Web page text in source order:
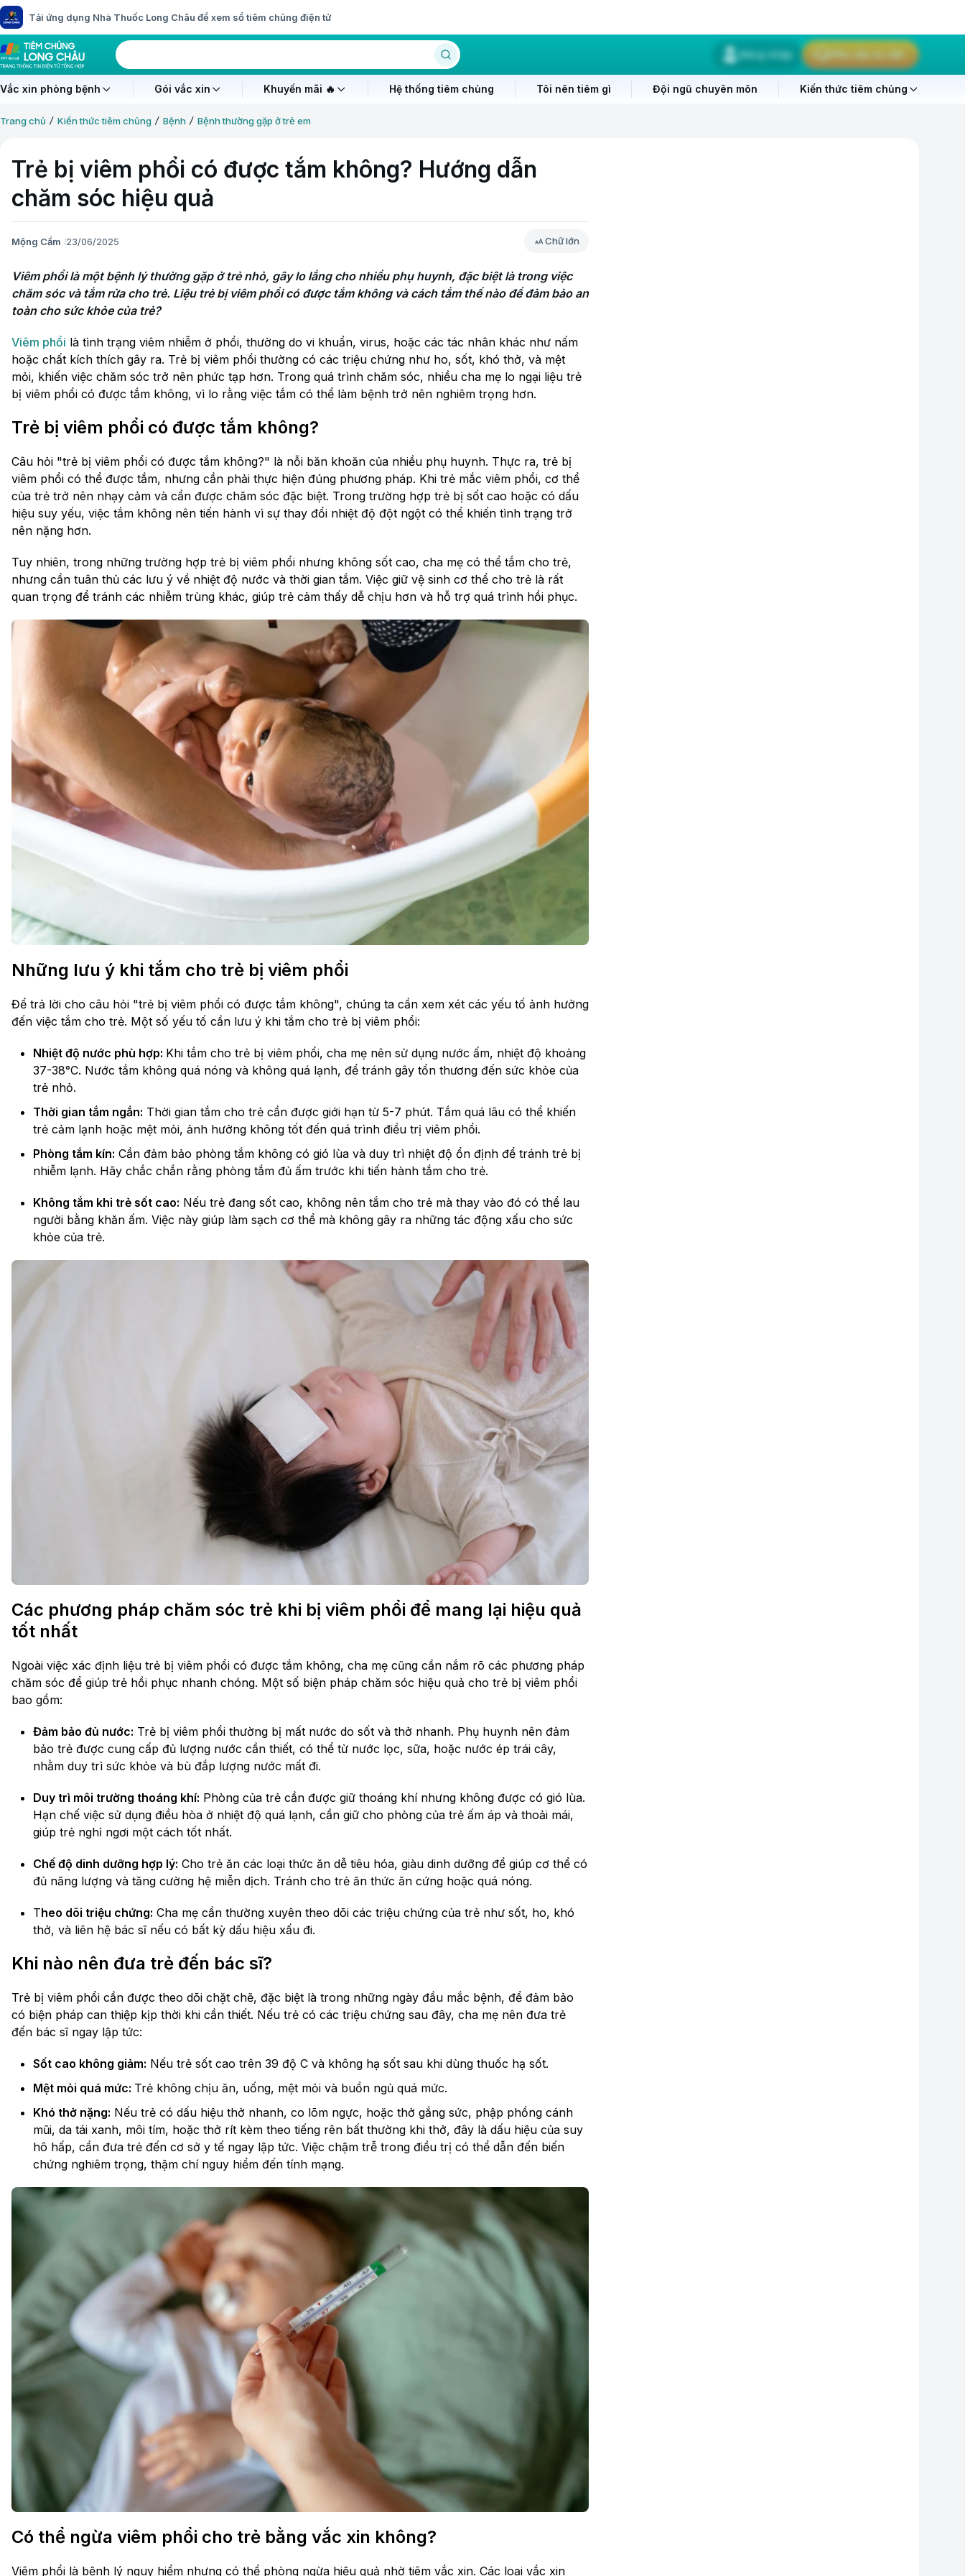
Tải ứng dụng Nhà Thuốc Long Châu để xem sổ tiêm chủng điện tử
Đăng nhập Yêu cầu tư vấn
Vắc xin phòng bệnh Gói vắc xin Khuyến mãi 🔥 Hệ thống tiêm chủng Tôi nên tiêm gì Đội ngũ chuyên môn Kiến thức tiêm chủng
Trang chủ Kiến thức tiêm chủng Bệnh Bệnh thường gặp ở trẻ em
Trẻ bị viêm phổi có được tắm không? Hướng dẫn
chăm sóc hiệu quả
Mộng Cầm 23/06/2025 Chữ lớn
Viêm phổi là một bệnh lý thường gặp ở trẻ nhỏ, gây lo lắng cho nhiều phụ huynh, đặc biệt là trong việc
chăm sóc và tắm rửa cho trẻ. Liệu trẻ bị viêm phổi có được tắm không và cách tắm thế nào để đảm bảo an
toàn cho sức khỏe của trẻ?
Viêm phổi là tình trạng viêm nhiễm ở phổi, thường do vi khuẩn, virus, hoặc các tác nhân khác như nấm
hoặc chất kích thích gây ra. Trẻ bị viêm phổi thường có các triệu chứng như ho, sốt, khó thở, và mệt
mỏi, khiến việc chăm sóc trở nên phức tạp hơn. Trong quá trình chăm sóc, nhiều cha mẹ lo ngại liệu trẻ
bị viêm phổi có được tắm không, vì lo rằng việc tắm có thể làm bệnh trở nên nghiêm trọng hơn.
Trẻ bị viêm phổi có được tắm không?
Câu hỏi "trẻ bị viêm phổi có được tắm không?" là nỗi băn khoăn của nhiều phụ huynh. Thực ra, trẻ bị
viêm phổi có thể được tắm, nhưng cần phải thực hiện đúng phương pháp. Khi trẻ mắc viêm phổi, cơ thể
của trẻ trở nên nhạy cảm và cần được chăm sóc đặc biệt. Trong trường hợp trẻ bị sốt cao hoặc có dấu
hiệu suy yếu, việc tắm không nên tiến hành vì sự thay đổi nhiệt độ đột ngột có thể khiến tình trạng trở
nên nặng hơn.
Tuy nhiên, trong những trường hợp trẻ bị viêm phổi nhưng không sốt cao, cha mẹ có thể tắm cho trẻ,
nhưng cần tuân thủ các lưu ý về nhiệt độ nước và thời gian tắm. Việc giữ vệ sinh cơ thể cho trẻ là rất
quan trọng để tránh các nhiễm trùng khác, giúp trẻ cảm thấy dễ chịu hơn và hỗ trợ quá trình hồi phục.
Những lưu ý khi tắm cho trẻ bị viêm phổi
Để trả lời cho câu hỏi "trẻ bị viêm phổi có được tắm không", chúng ta cần xem xét các yếu tố ảnh hưởng
đến việc tắm cho trẻ. Một số yếu tố cần lưu ý khi tắm cho trẻ bị viêm phổi:
Nhiệt độ nước phù hợp: Khi tắm cho trẻ bị viêm phổi, cha mẹ nên sử dụng nước ấm, nhiệt độ khoảng
37-38°C. Nước tắm không quá nóng và không quá lạnh, để tránh gây tổn thương đến sức khỏe của
trẻ nhỏ.
Thời gian tắm ngắn: Thời gian tắm cho trẻ cần được giới hạn từ 5-7 phút. Tắm quá lâu có thể khiến
trẻ cảm lạnh hoặc mệt mỏi, ảnh hưởng không tốt đến quá trình điều trị viêm phổi.
Phòng tắm kín: Cần đảm bảo phòng tắm không có gió lùa và duy trì nhiệt độ ổn định để tránh trẻ bị
nhiễm lạnh. Hãy chắc chắn rằng phòng tắm đủ ấm trước khi tiến hành tắm cho trẻ.
Không tắm khi trẻ sốt cao: Nếu trẻ đang sốt cao, không nên tắm cho trẻ mà thay vào đó có thể lau
người bằng khăn ấm. Việc này giúp làm sạch cơ thể mà không gây ra những tác động xấu cho sức
khỏe của trẻ.
Các phương pháp chăm sóc trẻ khi bị viêm phổi để mang lại hiệu quả
tốt nhất
Ngoài việc xác định liệu trẻ bị viêm phổi có được tắm không, cha mẹ cũng cần nắm rõ các phương pháp
chăm sóc để giúp trẻ hồi phục nhanh chóng. Một số biện pháp chăm sóc hiệu quả cho trẻ bị viêm phổi
bao gồm:
Đảm bảo đủ nước: Trẻ bị viêm phổi thường bị mất nước do sốt và thở nhanh. Phụ huynh nên đảm
bảo trẻ được cung cấp đủ lượng nước cần thiết, có thể từ nước lọc, sữa, hoặc nước ép trái cây,
nhằm duy trì sức khỏe và bù đắp lượng nước mất đi.
Duy trì môi trường thoáng khí: Phòng của trẻ cần được giữ thoáng khí nhưng không được có gió lùa.
Hạn chế việc sử dụng điều hòa ở nhiệt độ quá lạnh, cần giữ cho phòng của trẻ ấm áp và thoải mái,
giúp trẻ nghỉ ngơi một cách tốt nhất.
Chế độ dinh dưỡng hợp lý: Cho trẻ ăn các loại thức ăn dễ tiêu hóa, giàu dinh dưỡng để giúp cơ thể có
đủ năng lượng và tăng cường hệ miễn dịch. Tránh cho trẻ ăn thức ăn cứng hoặc quá nóng.
Theo dõi triệu chứng: Cha mẹ cần thường xuyên theo dõi các triệu chứng của trẻ như sốt, ho, khó
thở, và liên hệ bác sĩ nếu có bất kỳ dấu hiệu xấu đi.
Khi nào nên đưa trẻ đến bác sĩ?
Trẻ bị viêm phổi cần được theo dõi chặt chẽ, đặc biệt là trong những ngày đầu mắc bệnh, để đảm bảo
có biện pháp can thiệp kịp thời khi cần thiết. Nếu trẻ có các triệu chứng sau đây, cha mẹ nên đưa trẻ
đến bác sĩ ngay lập tức:
Sốt cao không giảm: Nếu trẻ sốt cao trên 39 độ C và không hạ sốt sau khi dùng thuốc hạ sốt.
Mệt mỏi quá mức: Trẻ không chịu ăn, uống, mệt mỏi và buồn ngủ quá mức.
Khó thở nặng: Nếu trẻ có dấu hiệu thở nhanh, co lõm ngực, hoặc thở gắng sức, phập phồng cánh
mũi, da tái xanh, môi tím, hoặc thở rít kèm theo tiếng rên bất thường khi thở, đây là dấu hiệu của suy
hô hấp, cần đưa trẻ đến cơ sở y tế ngay lập tức. Việc chậm trễ trong điều trị có thể dẫn đến biến
chứng nghiêm trọng, thậm chí nguy hiểm đến tính mạng.
Có thể ngừa viêm phổi cho trẻ bằng vắc xin không?
Viêm phổi là bệnh lý nguy hiểm nhưng có thể phòng ngừa hiệu quả nhờ tiêm vắc xin. Các loại vắc xin